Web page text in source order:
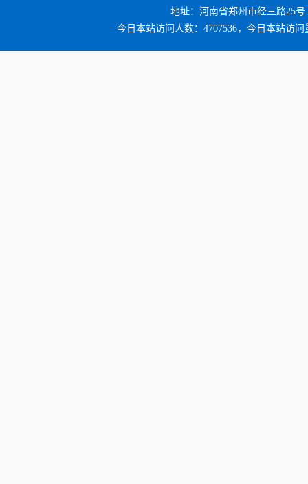
地址：河南省郑州市经三路25号
今日本站访问人数：4707536，今日本站访问